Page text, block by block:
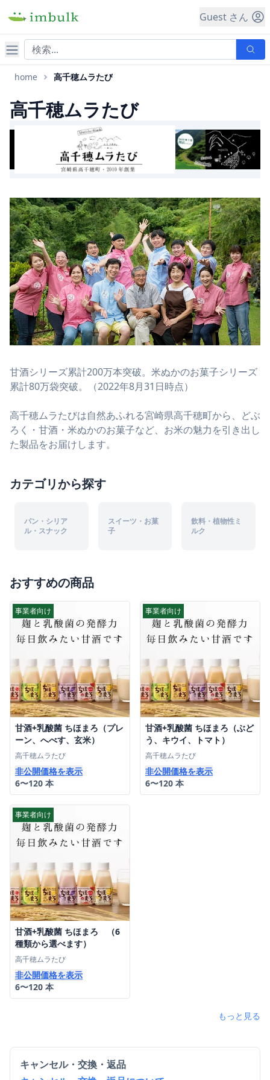
Guest さん
ナビゲーション
home 高千穂ムラたび
高千穂ムラたび
甘酒シリーズ累計200万本突破。米ぬかのお菓子シリーズ
累計80万袋突破。（2022年8月31日時点）
高千穂ムラたびは自然あふれる宮崎県高千穂町から、どぶ
ろく・甘酒・米ぬかのお菓子など、お米の魅力を引き出し
た製品をお届けします。
カテゴリから探す
パン・シリア
ル・スナック
スイーツ・お菓
子
飲料・植物性ミ
ルク
おすすめの商品
事業者向け
甘酒+乳酸菌 ちほまろ（プレ
ーン、へべす、玄米）
高千穂ムラたび
非公開価格を表示
6〜120 本
事業者向け
甘酒+乳酸菌 ちほまろ（ぶど
う、キウイ、トマト）
高千穂ムラたび
非公開価格を表示
6〜120 本
事業者向け
甘酒+乳酸菌 ちほまろ （6
種類から選べます）
高千穂ムラたび
非公開価格を表示
6〜120 本
もっと見る
キャンセル・交換・返品